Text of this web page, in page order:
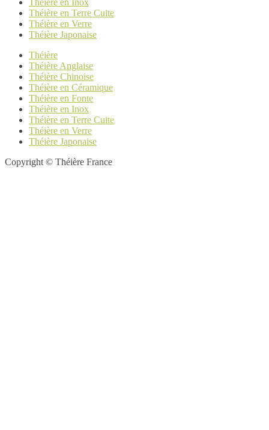
Théière en Inox
Théière en Terre Cuite
Théière en Verre
Théière Japonaise
Théière
Théière Anglaise
Théière Chinoise
Théière en Céramique
Théière en Fonte
Théière en Inox
Théière en Terre Cuite
Théière en Verre
Théière Japonaise
Copyright © Théière France